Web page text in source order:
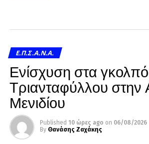
Ε.Π.Σ.Α.Ν.Α.
Ενίσχυση στα
Τριανταφύλλου στην
Μενιδίου
Published 10 ώρες ago on 06/08/2026
By Θανάσης Ζαχάκης